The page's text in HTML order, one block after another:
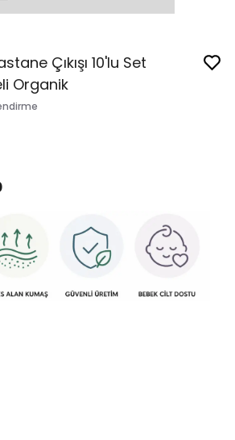
Çıkışı 10'lu Set
Organik